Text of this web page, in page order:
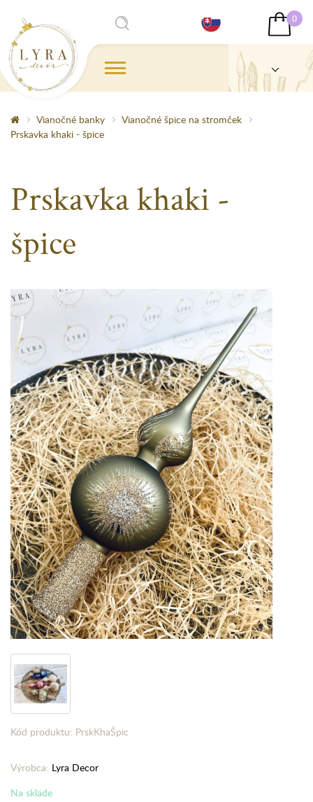
0
Vianočné banky
Vianočné špice na stromček
Prskavka khaki - špice
Prskavka khaki -
špice
Kód produktu: PrskKhaŠpic
Výrobca: Lyra Decor
Na sklade